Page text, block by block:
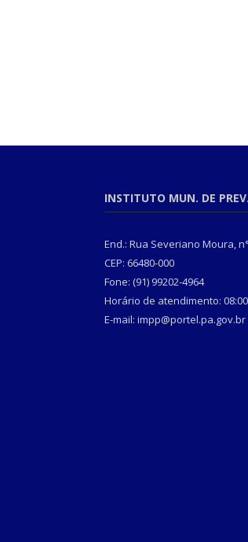
INSTITUTO MUN. DE
End.: Rua Severiano Moura,
CEP: 66480-000
Fone: (91) 99202-4964
Horário de atendimento:
E-mail: impp@portel.pa.gov.br